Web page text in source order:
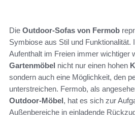
Die Outdoor-Sofas von Fermob
Symbiose aus Stil und Funktionalität.
Aufenthalt im Freien immer wichtiger
Gartenmöbel nicht nur einen hohen
sondern auch eine Möglichkeit, den
unterstreichen. Fermob, als
Outdoor-Möbel, hat es sich zur
Außenbereiche in einladende